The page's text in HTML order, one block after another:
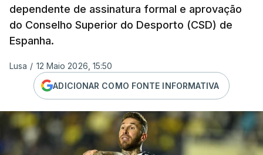
dependente de assinatura formal e aprovação
do Conselho Superior do Desporto (CSD) de
Espanha.
Lusa / 12 Maio 2026, 15:50
ADICIONAR COMO FONTE INFORMATIVA